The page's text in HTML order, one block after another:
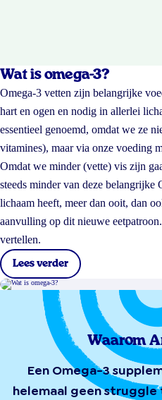
Wat is omega-3?
Omega-3 vetten zijn belangrijke
hart en ogen en nodig in allerlei
essentieel genoemd, omdat we ze
vitamines), maar via onze voeding
Omdat we minder (vette) vis zijn
steeds minder van deze belangrijke
lichaam heeft, meer dan ooit, dan
aanvulling op dit nieuwe
vertellen.
Lees verder
Waarom
Een Omega-3
helemaal geen